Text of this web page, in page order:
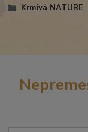
Krmivá NATURE